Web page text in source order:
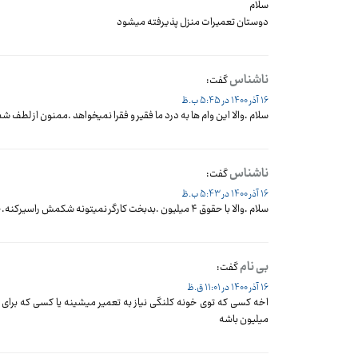
سلام
دوستان تعمیرات منزل پذیرفته میشود
ناشناسگفت:
16 آذر 1400 در 5:45 ب.ظ
سلام .والا این وام ها به درد ما فقیر و فقرا نمیخواهد .ممنون از لطف
ناشناسگفت:
16 آذر 1400 در 5:43 ب.ظ
سلام .والا با حقوق ۴ میلیون .بدبخت کارگر نمیتونه شکمش راسیرکنه.چه برسه وام تعمیر خونه بگیره با سود ۱۸ درصد .ماهی ۴ میلیون .دولتمردان هرتصمیمی میگیرند برای پول دارها
بی نامگفت:
16 آذر 1400 در 11:01 ق.ظ
میلیون باشه